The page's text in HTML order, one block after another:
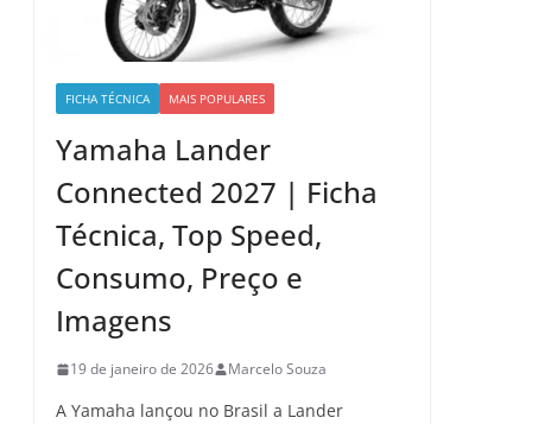
FICHA TÉCNICA MAIS POPULARES
Yamaha Lander
Connected 2027 | Ficha
Técnica, Top Speed,
Consumo, Preço e
Imagens
19 de janeiro de 2026 Marcelo Souza
A Yamaha lançou no Brasil a Lander